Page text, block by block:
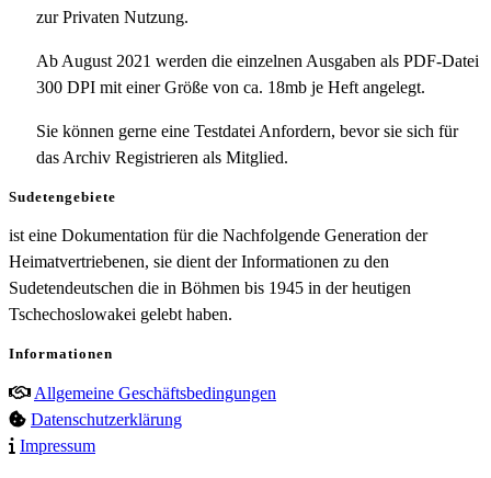
zur Privaten Nutzung.
Ab August 2021 werden die einzelnen Ausgaben als PDF-Datei
300 DPI mit einer Größe von ca. 18mb je Heft angelegt.
Sie können gerne eine Testdatei Anfordern, bevor sie sich für
das Archiv Registrieren als Mitglied.
Sudetengebiete
ist eine Dokumentation für die Nachfolgende Generation der
Heimatvertriebenen, sie dient der Informationen zu den
Sudetendeutschen die in Böhmen bis 1945 in der heutigen
Tschechoslowakei gelebt haben.
Informationen
Allgemeine Geschäftsbedingungen
Datenschutzerklärung
Impressum